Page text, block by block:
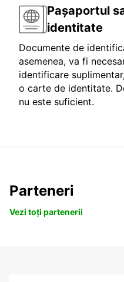
Pașaportul
identitate
Documente de
asemenea, va fi
identificare
o carte de identitate.
nu este suficient.
Parteneri
Vezi toți partenerii